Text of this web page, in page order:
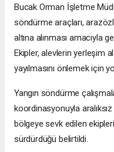
Bucak Orman İşletme
söndürme araçları,
altına alınması amacıyla
Ekipler, alevlerin yerleşim
yayılmasını önlemek için
Yangın söndürme
koordinasyonuyla
bölgeye sevk edilen
sürdürdüğü belirtildi.